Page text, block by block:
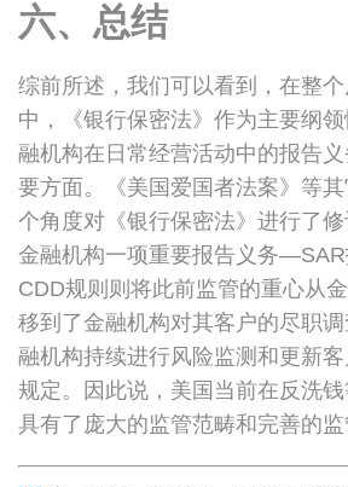
六、总结
综前所述，我们可以看到，在整
中，《银行保密法》作为主要纲
融机构在日常经营活动中的报告
要方面。《美国爱国者法案》等
个角度对《银行保密法》进行了
金融机构一项重要报告义务
CDD规则则将此前监管的重心从
移到了金融机构对其客户的尽职
融机构持续进行风险监测和更新
规定。因此说，美国当前在反洗
具有了庞大的监管范畴和完善的监